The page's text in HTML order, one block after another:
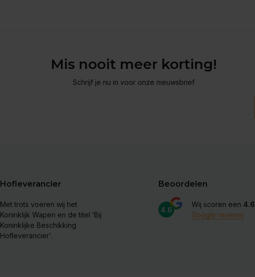
Mis nooit meer korting!
Schrijf je nu in voor onze nieuwsbrief
Hofleverancier
Met trots voeren wij het
Koninklijk Wapen en de titel ‘Bij
Koninklijke Beschikking
Hofleverancier'.
Beoordelen
4.6
Wij scoren een 4.6
Google reviews